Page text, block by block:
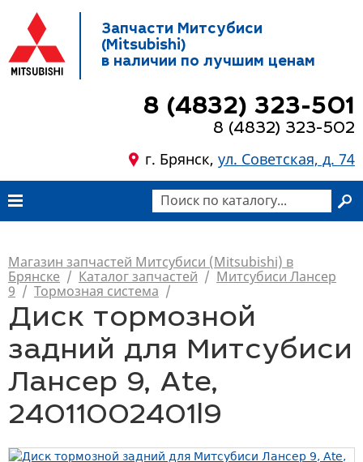
Запчасти Митсубиси
(Mitsubishi)
в наличии по лучшим ценам
8 (4832) 323-501
8 (4832) 323-502
г. Брянск, ул. Советская, д. 74
Магазин запчастей Митсубиси (Mitsubishi) в
Брянске / Каталог запчастей / Митсубиси Лансер
9 / Тормозная система /
Диск тормозной
задний для Митсубиси
Лансер 9, Ate,
24011002401l9